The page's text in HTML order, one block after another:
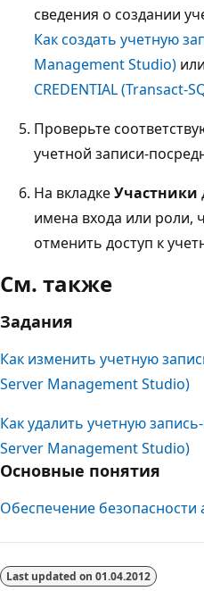
сведения о создании
Как создать учетную
Management Studio)
CREDENTIAL (Transact-
Проверьте
учетной записи-
На вкладкеУчастники
имена входа или роли,
отменить доступ к
См. также
Задания
Как изменить учетную
Server Management Studio)
Как удалить учетную
Server Management Studio)
Основные понятия
Обеспечение безопасности
выключен
Last updated on 01.04.2012